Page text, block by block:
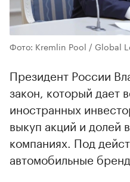
Фото: Kremlin Pool / Global
Президент России
закон, который дает
иностранных
выкуп акций и долей
компаниях. Под
автомобильные